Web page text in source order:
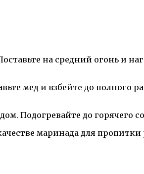
на средний огонь и
мед и взбейте до полного
Подогревайте до горячего
маринада для